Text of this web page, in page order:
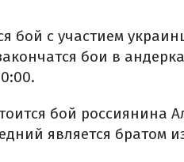
бой с участием
бои в
бой россиянина
является братом